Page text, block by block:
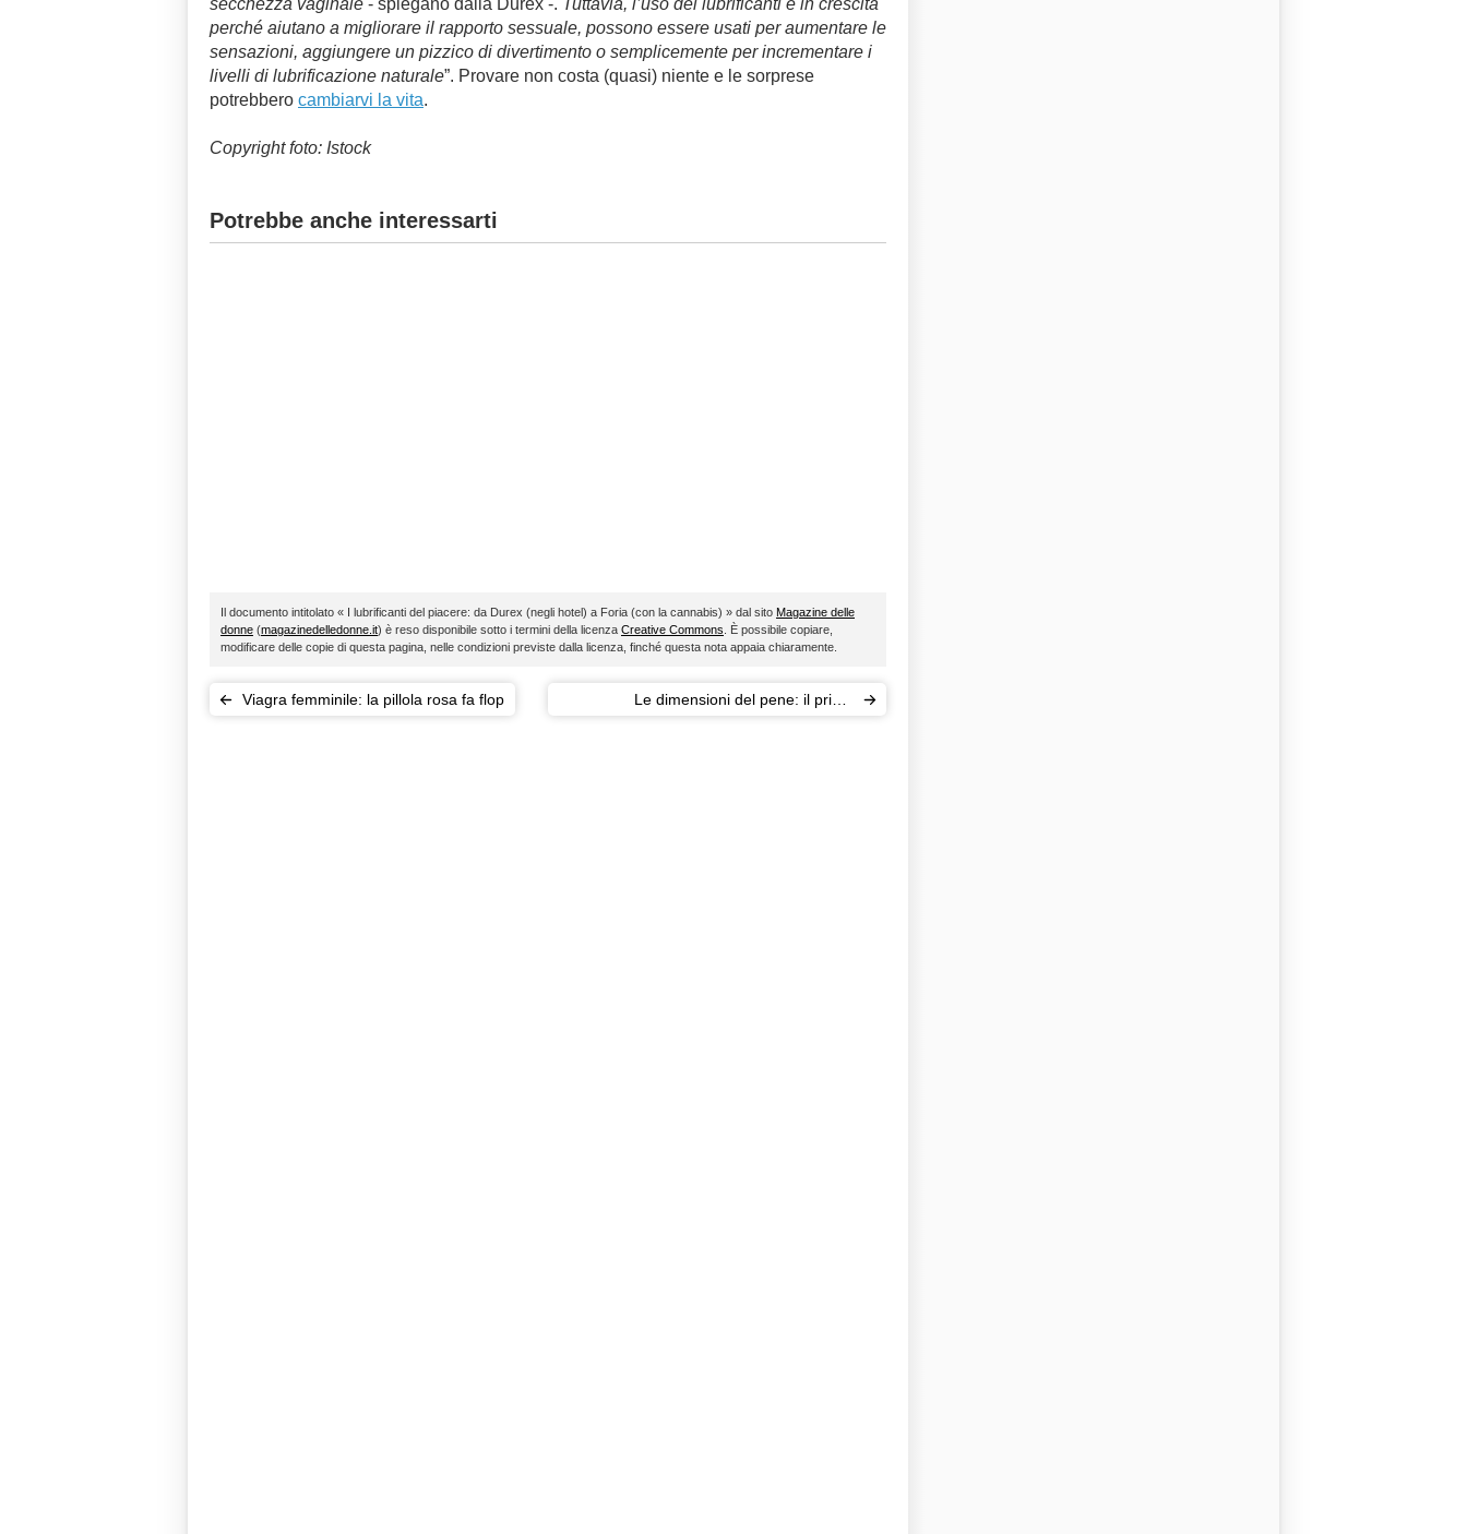
secchezza vaginale - spiegano dalla Durex -. Tuttavia, l’uso dei lubrificanti è in crescita
perché aiutano a migliorare il rapporto sessuale, possono essere usati per aumentare le
sensazioni, aggiungere un pizzico di divertimento o semplicemente per incrementare i
livelli di lubrificazione naturale”. Provare non costa (quasi) niente e le sorprese
potrebbero cambiarvi la vita.
Copyright foto: Istock
Potrebbe anche interessarti
Il documento intitolato « I lubrificanti del piacere: da Durex (negli hotel) a Foria (con la cannabis) » dal sito Magazine delle
donne (magazinedelledonne.it) è reso disponibile sotto i termini della licenza Creative Commons . È possibile copiare,
modificare delle copie di questa pagina, nelle condizioni previste dalla licenza, finché questa nota appaia chiaramente.
Viagra femminile: la pillola rosa fa flop
Le dimensioni del pene: il primo